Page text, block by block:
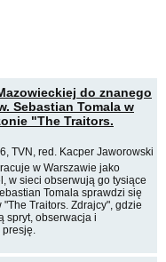
do znanego
Sebastian Tomala w
"The Traitors.
TVN, red. Kacper Jaworowski
w Warszawie jako
w sieci obserwują go tysiące
Tomala sprawdzi się
"The Traitors. Zdrajcy", gdzie
spryt, obserwacja i